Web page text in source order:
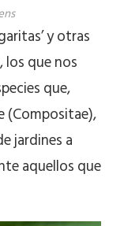
y otras
los que nos
que,
(Compositae),
jardines a
aquellos que